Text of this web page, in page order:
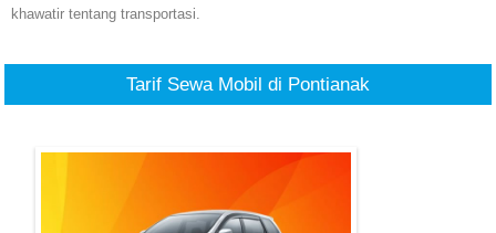
khawatir tentang transportasi.
Tarif Sewa Mobil di Pontianak